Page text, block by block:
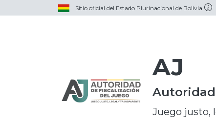
Sitio oficial del Estado Plurinacional de Bolivia
AJ
Juego justo,